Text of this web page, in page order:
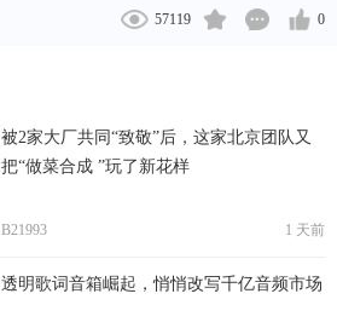
57119 0
被2家大厂共同“致敬”后，这家北京团队又
把“做菜合成 ”玩了新花样
B21993 1 天前
透明歌词音箱崛起，悄悄改写千亿音频市场